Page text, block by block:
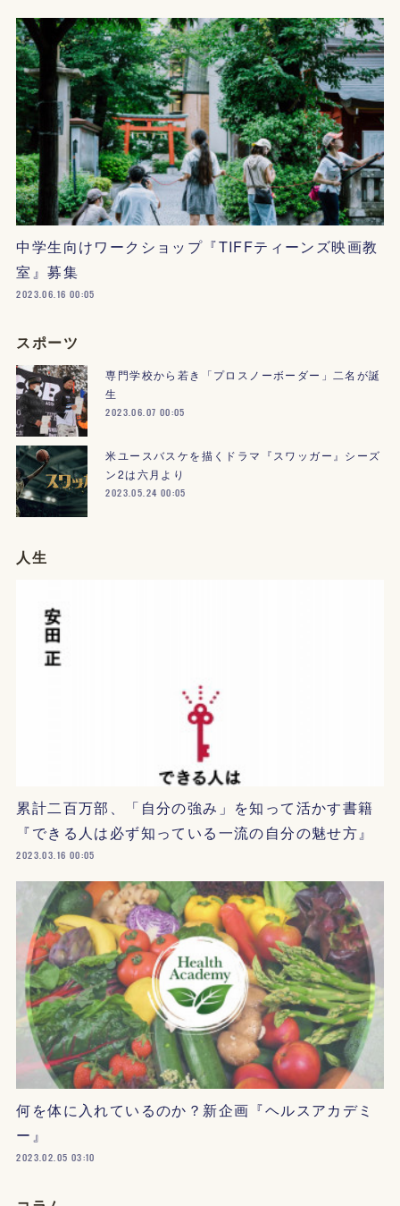
中学生向けワークショップ『TIFFティーンズ映画教
室』募集
2023.06.16 00:05
スポーツ
専門学校から若き「プロスノーボーダー」二名が誕
生
2023.06.07 00:05
米ユースバスケを描くドラマ『スワッガー』シーズ
ン2は六月より
2023.05.24 00:05
人生
累計二百万部、「自分の強み」を知って活かす書籍
『できる人は必ず知っている一流の自分の魅せ方』
2023.03.16 00:05
何を体に入れているのか？新企画『ヘルスアカデミ
ー』
2023.02.05 03:10